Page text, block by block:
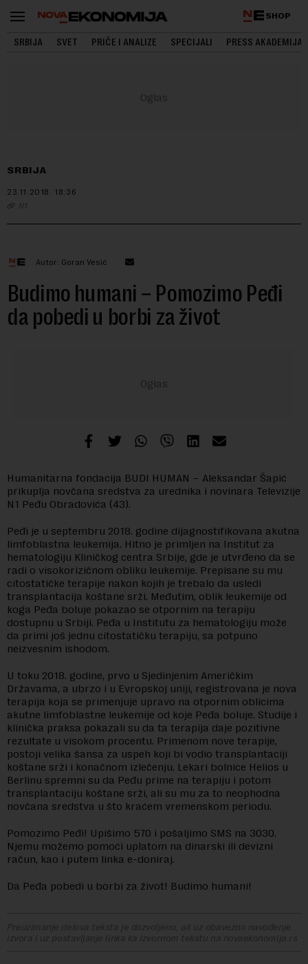
SHOP
SRBIJA SVET PRIČE I ANALIZE SPECIJALI PRESS AKADEMIJA
SRBIJA
23.11.2018. 18:36
N1
Autor: Goran Vesić
Budimo humani – Pomozimo Peđi
da pobedi u borbi za život
Humanitarna fondacija BUDI HUMAN – Aleksandar Šapić
prikuplja novčana sredstva za urednika i novinara Televizije
N1 Peđu Obradovića (43).
Peđi je u septembru 2018. godine dijagnostifikovana akutna
limfoblastna leukemija. Hitno je primljen na Institut za
hematologiju Kliničkog centra Srbije, gde je utvrđeno da se
radi o visokorizičnom obliku leukemije. Prepisane su mu
citostatičke terapije nakon kojih je trebalo da usledi
transplantacija koštane srži. Međutim, oblik leukemije od
koga Peđa boluje pokazao se otpornim na terapiju
dostupnu u Srbiji. Peđa u Institutu za hematologiju može
da primi još jednu citostatičku terapiju, sa potpuno
neizvesnim ishodom.
U toku 2018. godine, prvo u Sjedinjenim Američkim
Državama, a ubrzo i u Evropskoj uniji, registrovana je nova
terapija koja se primenjuje upravo na otpornim oblicima
akutne limfoblastne leukemije od koje Peđa boluje. Studije i
klinička praksa pokazali su da ta terapija daje pozitivne
rezultate u visokom procentu. Primenom nove terapije,
postoji velika šansa za uspeh koji bi vodio transplantaciji
koštane srži i konačnom izlečenju. Lekari bolnice Helios u
Berlinu spremni su da Peđu prime na terapiju i potom
transplantaciju koštane srži, ali su mu za to neophodna
novčana sredstva u što kraćem vremenskom periodu.
Pomozimo Peđi! Upišimo 570 i pošaljimo SMS na 3030.
Njemu možemo pomoći uplatom na dinarski ili devizni
račun, kao i putem linka e-doniraj.
Da Peđa pobedi u borbi za život! Budimo humani!
Preuzimanje delova teksta je dozvoljeno, ali uz obavezno navođenje
izvora i uz postavljanje linka ka izvornom tekstu na novaekonomija.rs